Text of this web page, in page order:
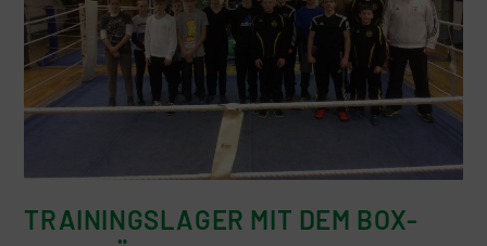
TRAININGSLAGER MIT DEM BOX-